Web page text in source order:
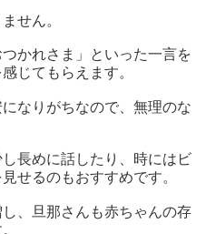
せん。
かれさま」といった一言を
じてもらえます。
なりがちなので、無理のな
長めに話したり、時にはビ
せるのもおすすめです。
、旦那さんも赤ちゃんの存